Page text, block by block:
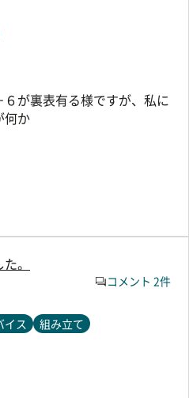
が裏表有る様ですが、私に
何か
。
コメント 2件
イス
組み立て